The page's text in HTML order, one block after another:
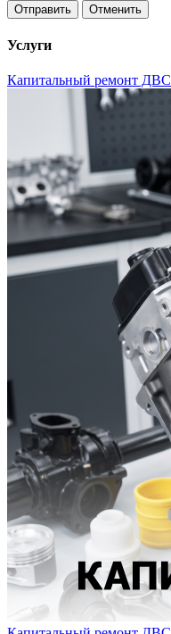
Отменить
Услуги
Капитальный ремонт ДВС